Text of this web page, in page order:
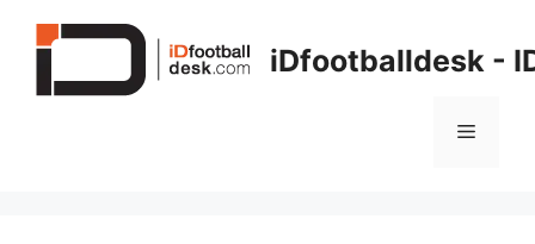
iDfootballdesk -
Menu